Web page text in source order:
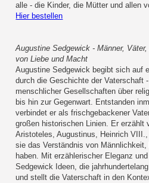
alle - die Kinder, die Mütter und allen
Hier bestellen
Augustine Sedgewick - Männer,
von Liebe und Macht
Augustine Sedgewick begibt sich auf
durch die Geschichte der Vaterschaft
menschlicher Gesellschaften über
bis hin zur Gegenwart. Entstanden
verbindet er als frischgebackener
großen historischen Linien. Er erzählt
Aristoteles, Augustinus, Heinrich
sie das Verständnis von
haben. Mit erzählerischer Eleganz
Sedgewick Ideen, die
und stellt die Vaterschaft in den